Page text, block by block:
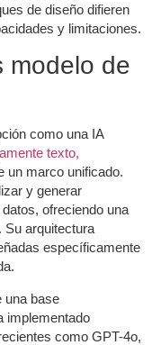
de diseño difieren
y limitaciones.
modelo de
como una IA
texto,
un marco unificado.
y generar
ofreciendo una
Su arquitectura
específicamente
una base
implementado
como GPT-4o,